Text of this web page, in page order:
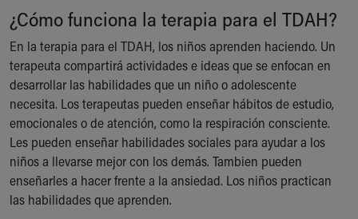
Rest Accommodations
Visiting
Gift Shop
Department of Public Safety
Health Info
Health Information
Healthy Info, Healthy Kids
Inside Children's Blog
KidsHealth Topics
Family Library
Educational Resources
¿Cómo funciona la terapia para el TDAH?
En la terapia para el TDAH, los niños aprenden haciendo. Un
terapeuta compartirá actividades e ideas que se enfocan en
desarrollar las habilidades que un niño o adolescente
necesita. Los terapeutas pueden enseñar hábitos de estudio,
emocionales o de atención, como la respiración consciente.
Les pueden enseñar habilidades sociales para ayudar a los
niños a llevarse mejor con los demás. Tambien pueden
enseñarles a hacer frente a la ansiedad. Los niños practican
las habilidades que aprenden.